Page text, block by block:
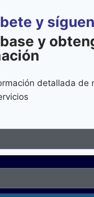
y
y
detallada de